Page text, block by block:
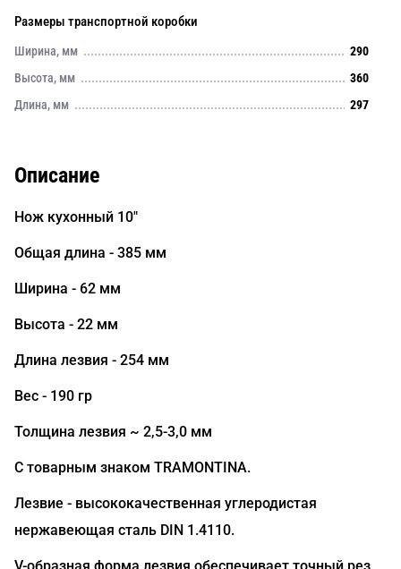
Размеры транспортной коробки
Ширина, мм
290
Высота, мм
360
Длина, мм
297
Описание
Нож кухонный 10"
Общая длина - 385 мм
Ширина - 62 мм
Высота - 22 мм
Длина лезвия - 254 мм
Вес - 190 гр
Толщина лезвия ~ 2,5-3,0 мм
С товарным знаком TRAMONTINA.
Лезвие - высококачественная углеродистая
нержавеющая сталь DIN 1.4110.